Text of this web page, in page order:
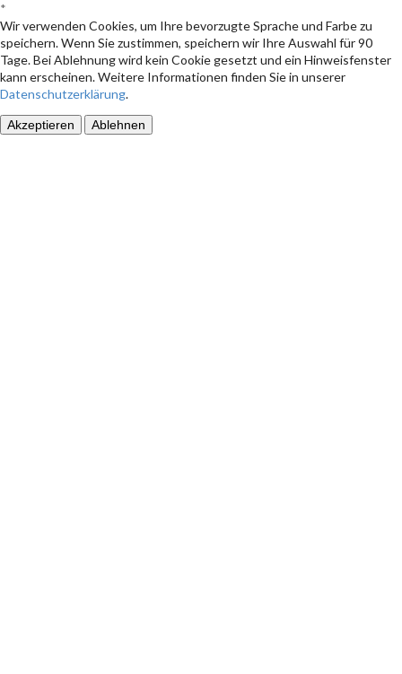
*
Wir verwenden Cookies, um Ihre bevorzugte Sprache und Farbe zu
speichern. Wenn Sie zustimmen, speichern wir Ihre Auswahl für 90
Tage. Bei Ablehnung wird kein Cookie gesetzt und ein Hinweisfenster
kann erscheinen. Weitere Informationen finden Sie in unserer
Datenschutzerklärung.
Akzeptieren Ablehnen